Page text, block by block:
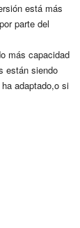
está más
parte del
más capacidad
están siendo
adaptado,o si